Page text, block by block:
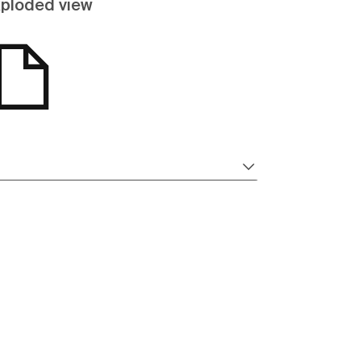
view